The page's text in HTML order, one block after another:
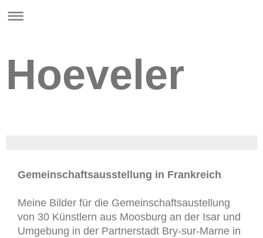
Hoeveler
Gemeinschaftsausstellung in Frankreich
Meine Bilder für die Gemeinschaftsaustellung
von 30 Künstlern aus Moosburg an der Isar und
Umgebung in der Partnerstadt Bry-sur-Marne in